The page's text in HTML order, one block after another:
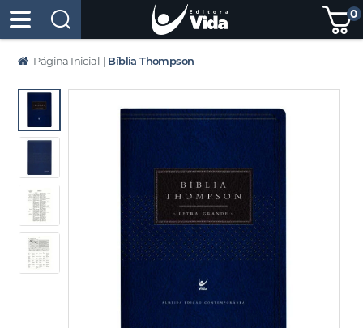
0
Página Inicial | Bíblia Thompson